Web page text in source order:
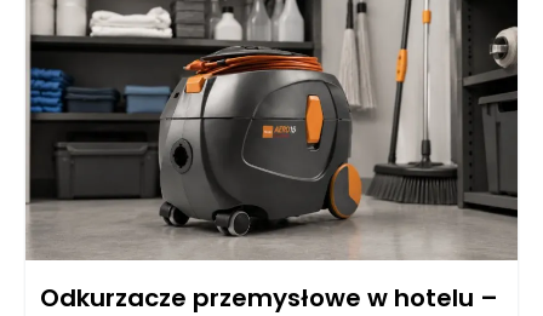
Odkurzacze przemysłowe w hotelu –